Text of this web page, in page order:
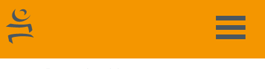
Agentur Müllers Freunde